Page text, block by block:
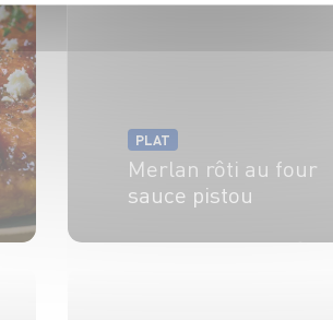
PLAT
Merlan rôti au four
sauce pistou